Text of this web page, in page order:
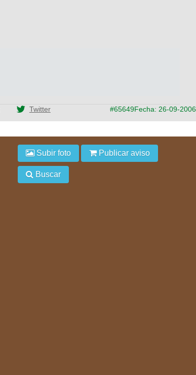
Twitter
#65649Fecha: 26-09-2006
Subir foto Publicar aviso
Buscar